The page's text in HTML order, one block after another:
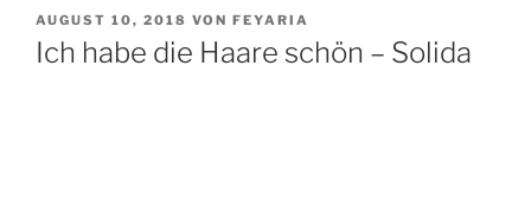
VERÖFFENTLICHT
AM
AUGUST 10, 2018 VON FEYARIA
Ich habe die Haare schön – Solida